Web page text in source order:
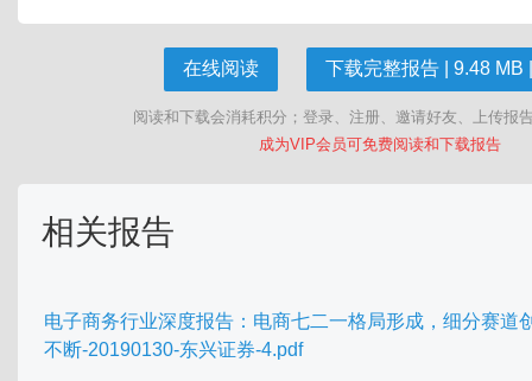
在线阅读 下载完整报告 | 9.48 MB
阅读和下载会消耗积分；登录、注册、邀请好友、上传报
成为VIP会员可免费阅读和下载报告
相关报告
电子商务行业深度报告：电商七二一格局形成，细分赛道
不断-20190130-东兴证券-4.pdf